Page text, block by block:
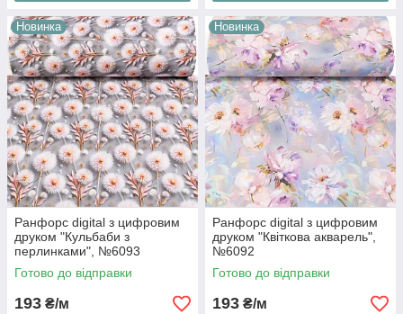
Новинка
Ранфорс digital з цифровим
друком "Кульбаби з
перлинками", №6093
Готово до відправки
193 ₴/м
Новинка
Ранфорс digital з цифровим
друком "Квіткова акварель",
№6092
Готово до відправки
193 ₴/м